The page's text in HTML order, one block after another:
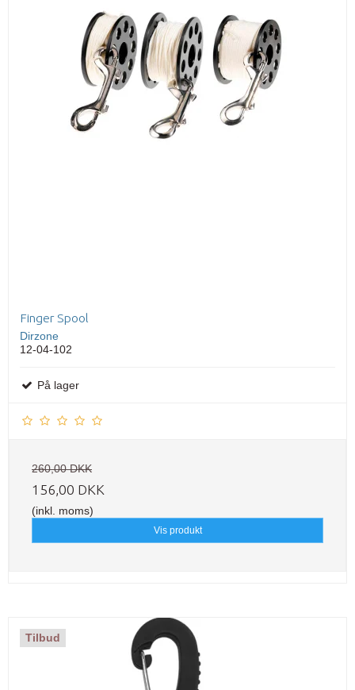
Finger Spool
Dirzone
12-04-102
På lager
260,00 DKK
156,00 DKK
(inkl. moms)
Vis produkt
Tilbud